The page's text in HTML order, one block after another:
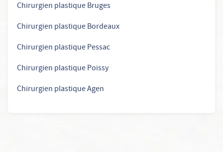
Chirurgien plastique Bruges
Chirurgien plastique Bordeaux
Chirurgien plastique Pessac
Chirurgien plastique Poissy
Chirurgien plastique Agen